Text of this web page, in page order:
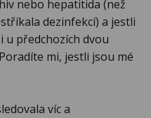
nebo hepatitida (než
dezinfekcí) a jestli
u předchozích dvou
mi, jestli jsou mé
víc a